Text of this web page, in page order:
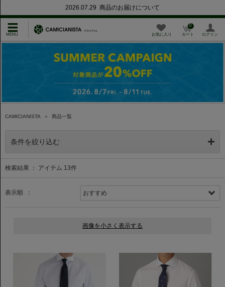
2026.07.29 商品のお届けについて
お気に入り カート
0
ログイン
CAMICIANISTA ＞ 商品一覧
条件を絞り込む
検索結果 ： アイテム 13件
表示順 ：